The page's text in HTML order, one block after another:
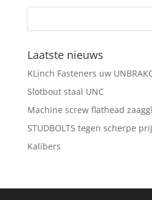
Laatste nieuws
KLinch Fasteners uw
Slotbout staal UNC
Machine screw flathead
STUDBOLTS tegen scherpe
Kalibers